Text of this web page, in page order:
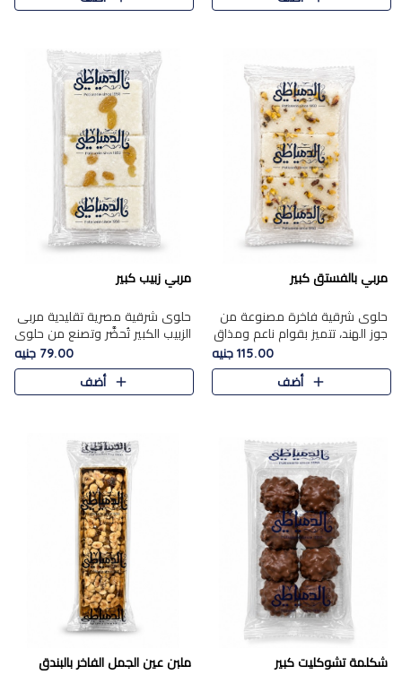
مربي بالفستق كبير
حلوى شرقية فاخرة مصنوعة من
جوز الهند، تتميز بقوام ناعم ومذاق
غني، وتزين بقطع من الفستق
الفاخر التي تضيف عليها قرمشة
115.00 جنيه
أضف
مربي زبيب كبير
حلوى شرقية مصرية تقليدية مربى
الزبيب الكبير تُحضَّر وتصنع من حلوي
جوز الهند باسد بقوام طري ومذاق
غني، وتُزين وتغطا بحبات الزبيب
الذهبي التي ..
79.00 جنيه
أضف
شكلمة تشوكليت كبير ملبن عين الجمل الفاخر بالبندق